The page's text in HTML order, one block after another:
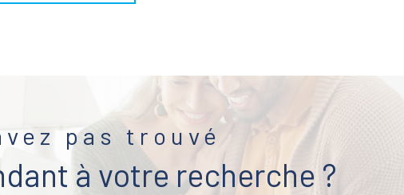
pas trouvé
à votre recherche ?